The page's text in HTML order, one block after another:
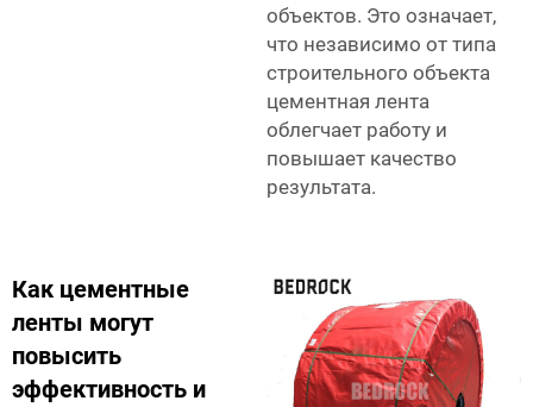
объектов. Это означает,
что независимо от типа
строительного объекта
цементная лента
облегчает работу и
повышает качество
результата.
Как цементные
ленты могут
повысить
эффективность и